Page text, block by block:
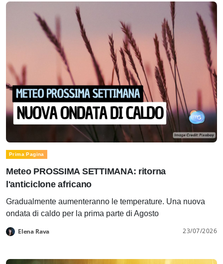
Prima Pagina
Meteo PROSSIMA SETTIMANA: ritorna
l'anticiclone africano
Gradualmente aumenteranno le temperature. Una nuova
ondata di caldo per la prima parte di Agosto
Elena Rava 23/07/2026